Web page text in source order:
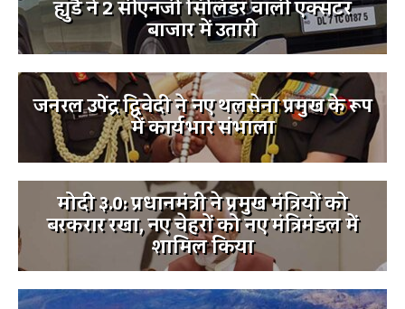
ह्युंडै ने 2 सीएनजी सिलिंडर वाली एक्सटर
बाजार में उतारी
जनरल उपेंद्र द्विवेदी ने नए थलसेना प्रमुख के रूप
में कार्यभार संभाला
मोदी ३.0: प्रधानमंत्री ने प्रमुख मंत्रियों को
बरकरार रखा, नए चेहरों को नए मंत्रिमंडल में
शामिल किया